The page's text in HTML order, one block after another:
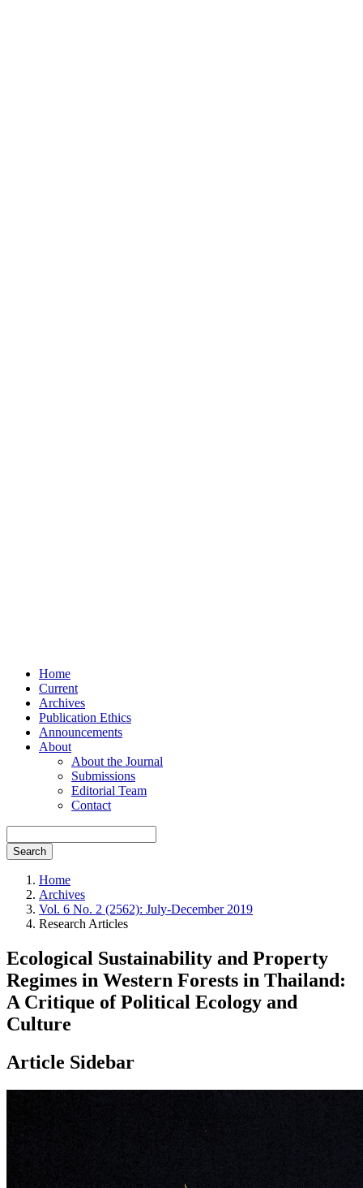
Home
Current
Archives
Publication Ethics
Announcements
About
About the Journal
Submissions
Editorial Team
Contact
Search
Home
Archives
Vol. 6 No. 2 (2562): July-December 2019
Research Articles
Ecological Sustainability and Property
Regimes in Western Forests in Thailand:
A Critique of Political Ecology and
Culture
Article Sidebar